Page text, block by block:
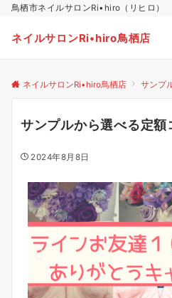
鳥栖市ネイルサロンRi•hiro（リヒロ）
ネイルサロンRi•hiro鳥栖店
ネイルサロンRi•hiro鳥栖店 サンプ
サンプルから選べる定額
2024年8月8日